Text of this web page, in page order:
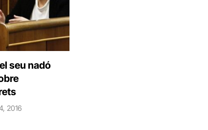
seu nadó
2016